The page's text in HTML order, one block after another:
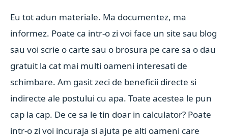
Eu tot adun materiale. Ma documentez, ma
informez. Poate ca intr-o zi voi face un site sau blog
sau voi scrie o carte sau o brosura pe care sa o dau
gratuit la cat mai multi oameni interesati de
schimbare.Am gasit zeci de beneficii directe si
indirecte ale postului cu apa. Toate acestea le pun
cap la cap. De ce sa le tin doar in calculator? Poate
intr-o zi voi incuraja si ajuta pe alti oameni care